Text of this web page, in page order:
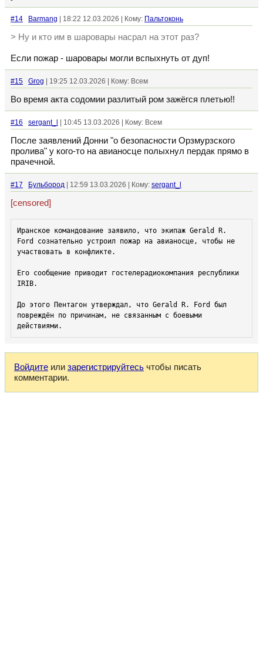
#14 Barmang | 18:22 12.03.2026 | Кому: Пальтоконь
> Ну и кто им в шаровары насрал на этот раз?
Если пожар - шаровары могли вспыхнуть от дуп!
#15 Grog | 19:25 12.03.2026 | Кому: Всем
Во время акта содомии разлитый ром зажёгся плетью!!
#16 sergant_l | 10:45 13.03.2026 | Кому: Всем
После заявлений Донни "о безопасности Орзмурзского
пролива" у кого-то на авианосце полыхнул пердак прямо в
прачечной.
#17 Бульбород | 12:59 13.03.2026 | Кому: sergant_l
[censored]
Иранское командование заявило, что экипаж Gerald R.
Ford сознательно устроил пожар на авианосце, чтобы не
участвовать в конфликте.
Его сообщение приводит гостелерадиокомпания республики
IRIB.
До этого Пентагон утверждал, что Gerald R. Ford был
повреждён по причинам, не связанным с боевыми
действиями.
Войдите или зарегистрируйтесь чтобы писать
комментарии.